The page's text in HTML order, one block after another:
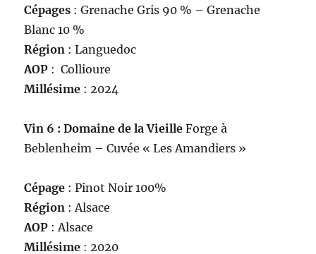
Cépages : Grenache Gris 90 % – Grenache
Blanc 10 %
Région : Languedoc
AOP : Collioure
Millésime : 2024
Vin 6 : Domaine de la Vieille Forge à
Beblenheim – Cuvée « Les Amandiers »
Cépage : Pinot Noir 100%
Région : Alsace
AOP : Alsace
Millésime : 2020